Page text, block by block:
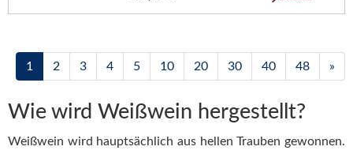
1 2 3 4 5 10 20 30 40 48 »
Wie wird Weißwein hergestellt?
Weißwein wird hauptsächlich aus hellen Trauben gewonnen.